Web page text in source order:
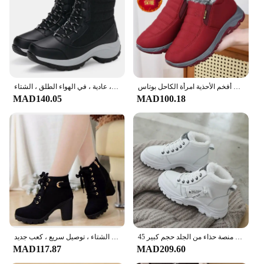
formal occasions. Their robust construction and
water-resistant properties make them a practical
choice for both urban and rural environments.
Whether you're heading to work, school, or
enjoying a day out in the snow, these boots are the
perfect companion for staying warm and looking
stylish.
For retailers and vendors looking to stock up on
winter footwear, these boots are an excellent choice.
They are available in sets, making it easy to display
and sell. The boots are not only functional but also
offer a high-quality, fashionable option for
customers seeking winter boots that are both
practical and stylish.
مقاوم للماء عدم الانزلاق أحذية الكاحل للنساء ، منصة مكتنزة ، أحذية الثلوج الدافئة ، حجم كبير ، عادية ، في الهواء الطلق ، الشتاء
MAD140.05
الأحذية النسائية أحذية الشتاء 2024 النساء أحذية الثلوج مقاوم للماء الإناث الانزلاق على حذاء كاجوال أفخم الأحذية امرأة الكاحل بوتاس
MAD100.18
حذاء برقبة من الدانتيل الصناعي للنساء ، أحذية عالية ، أحذية للسيدات الأوروبي ، جودة عالية ، الربيع ، الشتاء ، توصيل سريع ، كعب جديد ،
MAD117.87
الشتاء الثلوج الأحذية للنساء أحذية غير رسمية عالية الجودة الدافئة المرأة أحذية رياضية منصة حذاء من الجلد حجم كبير 45 Zapatillas De Mujer جديد
MAD209.60